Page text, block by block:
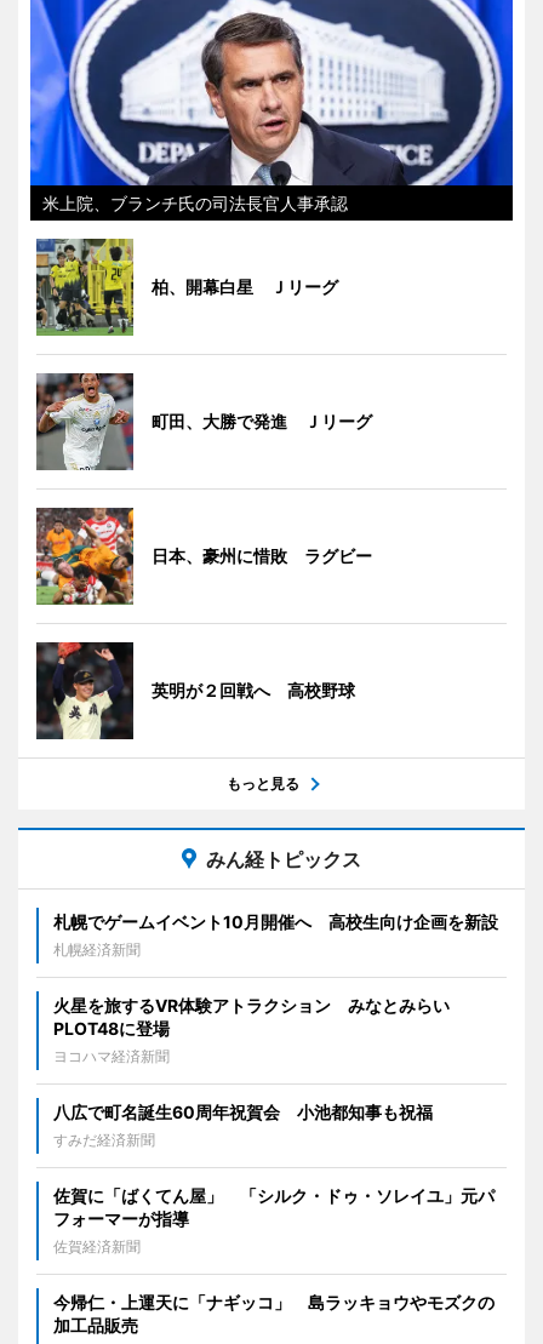
米上院、ブランチ氏の司法長官人事承認
柏、開幕白星 Ｊリーグ
町田、大勝で発進 Ｊリーグ
日本、豪州に惜敗 ラグビー
英明が２回戦へ 高校野球
もっと見る
みん経トピックス
札幌でゲームイベント10月開催へ 高校生向け企画を新設
札幌経済新聞
火星を旅するVR体験アトラクション みなとみらい
PLOT48に登場
ヨコハマ経済新聞
八広で町名誕生60周年祝賀会 小池都知事も祝福
すみだ経済新聞
佐賀に「ばくてん屋」 「シルク・ドゥ・ソレイユ」元パ
フォーマーが指導
佐賀経済新聞
今帰仁・上運天に「ナギッコ」 島ラッキョウやモズクの
加工品販売